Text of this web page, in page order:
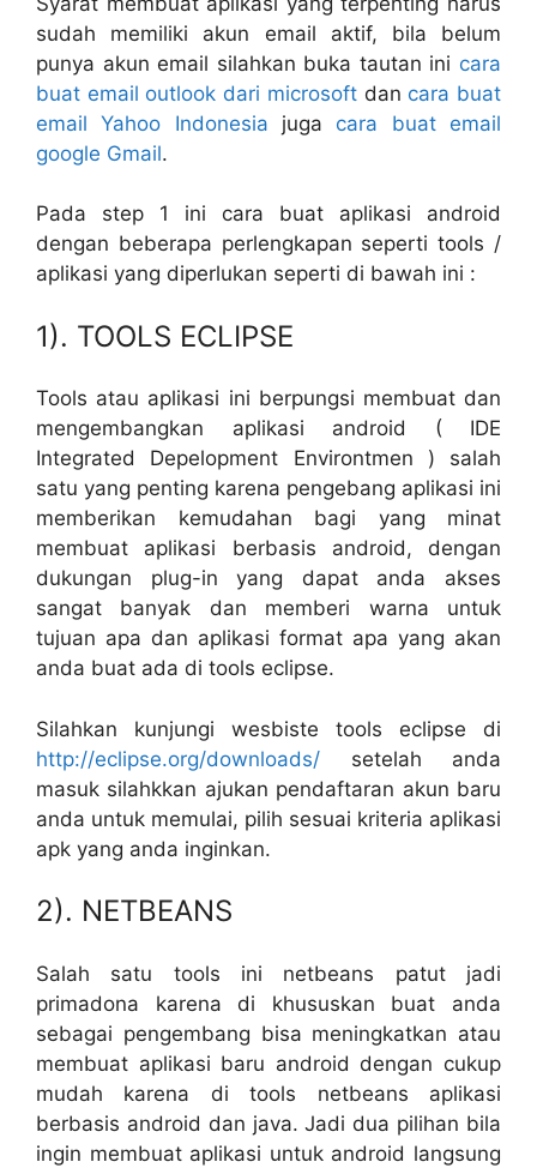
sudah memiliki akun email aktif, bila belum
punya akun email silahkan buka tautan ini cara
buat email outlook dari microsoftdan cara buat
email Yahoo Indonesia juga cara buat email
google Gmail.
Pada step 1 ini cara buat aplikasi android
dengan beberapa perlengkapan seperti tools /
aplikasi yang diperlukan seperti di bawah ini :
1). TOOLS ECLIPSE
Tools atau aplikasi ini berpungsi membuat dan
mengembangkan aplikasi android ( IDE
Integrated Depelopment Environtmen ) salah
satu yang penting karena pengebang aplikasi ini
memberikan kemudahan bagi yang minat
membuat aplikasi berbasis android, dengan
dukungan plug-in yang dapat anda akses
sangat banyak dan memberi warna untuk
tujuan apa dan aplikasi format apa yang akan
anda buat ada di tools eclipse.
Silahkan kunjungi wesbiste tools eclipse di
http://eclipse.org/downloads/ setelah anda
masuk silahkkan ajukan pendaftaran akun baru
anda untuk memulai, pilih sesuai kriteria aplikasi
apk yang anda inginkan.
2). NETBEANS
Salah satu tools ini netbeans patut jadi
primadona karena di khususkan buat anda
sebagai pengembang bisa meningkatkan atau
membuat aplikasi baru android dengan cukup
mudah karena di tools netbeans aplikasi
berbasis android dan java. Jadi dua pilihan bila
ingin membuat aplikasi untuk android langsung